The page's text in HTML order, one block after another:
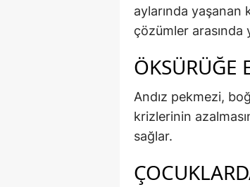
aylarında yaşanan
çözümler arasında
ÖKSÜRÜĞE
Andız pekmezi,
krizlerinin
sağlar.